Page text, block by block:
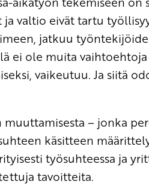
ja valtio eivät tartu
jatkuu
ei ole muita
vaikeutuu. Ja siitä
muuttamisesta – jonka
käsitteen
työsuhteessa ja
tavoitteita.